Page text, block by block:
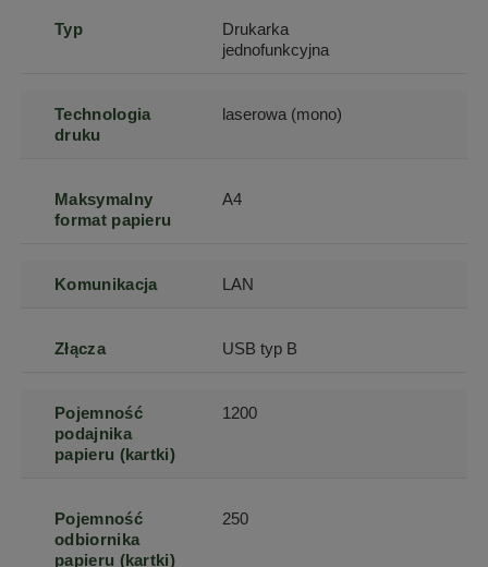
Typ
Drukarka
jednofunkcyjna
Technologia
druku
laserowa (mono)
Maksymalny
format papieru
A4
Komunikacja LAN
Złącza USB typ B
Pojemność
podajnika
papieru (kartki)
1200
Pojemność
odbiornika
papieru (kartki)
250